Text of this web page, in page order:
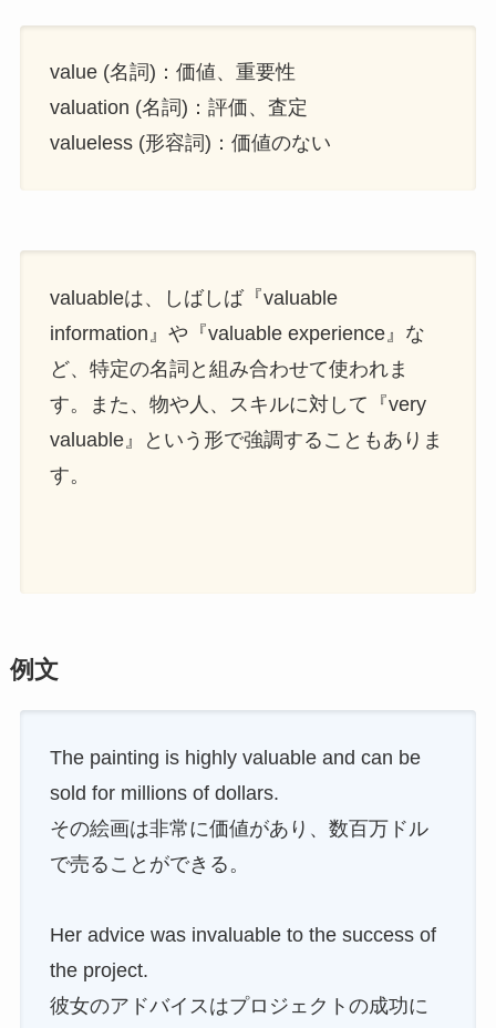
value (名詞)：価値、重要性
valuation (名詞)：評価、査定
valueless (形容詞)：価値のない
valuableは、しばしば『valuable
information』や『valuable experience』な
ど、特定の名詞と組み合わせて使われま
す。また、物や人、スキルに対して『very
valuable』という形で強調することもありま
す。
例文
The painting is highly valuable and can be
sold for millions of dollars.
その絵画は非常に価値があり、数百万ドル
で売ることができる。
Her advice was invaluable to the success of
the project.
彼女のアドバイスはプロジェクトの成功に